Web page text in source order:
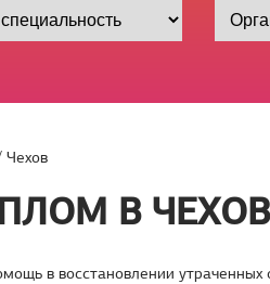
Чехов
В
в восстановлении утраченных